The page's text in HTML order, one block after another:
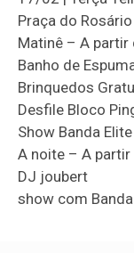
Praça do Rosário
Matinê – A partir
Banho de
Brinquedos
Desfile Bloco
Show Banda
A noite – A
DJ joubert
show com